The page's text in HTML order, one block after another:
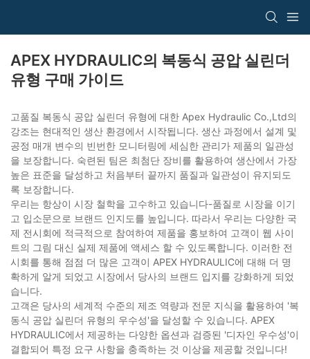
APEX HYDRAULIC의 복동식 공압 실린더
유형 구매 가이드
고품질 복동식 공압 실린더 유형에 대한 Apex Hydraulic Co.,Ltd의
강조는 현대적인 생산 환경에서 시작됩니다. 생산 과정에서 설계 및
공정 매개 변수의 빈번한 모니터링에 세심한 관리가 제품의 일관성
을 보장합니다. 숙련된 팀은 최첨단 장비를 활용하여 생산에서 가장
높은 표준을 달성하고 처음부터 끝까지 품질과 일관성이 유지되도
록 보장합니다.
우리는 항상이 시장 철학을 고수하고 있습니다-품질로 시장을 이기
고 입소문으로 브랜드 인지도를 높입니다. 따라서 우리는 다양한 국
제 전시회에 적극적으로 참여하여 제품을 홍보하여 고객이 웹 사이
트의 그림 대신 실제 제품에 액세스 할 수 있도록합니다. 이러한 전
시회를 통해 점점 더 많은 고객이 APEX HYDRAULIC에 대해 더 명
확하게 알게 되었고 시장에서 당사의 브랜드 입지를 강화하게 되었
습니다.
고객은 당사의 세계적 수준의 제조 역량과 전문 지식을 활용하여 '복
동식 공압 실린더 유형의 우수성'을 달성할 수 있습니다. APEX
HYDRAULIC에서 제공하는 다양한 옵션과 검증된 '디자인 우수성'이
결합되어 특정 요구 사항을 충족하는 것 이상을 제공할 것입니다!